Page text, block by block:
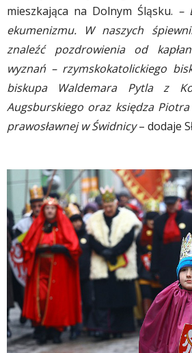
mieszkająca na Dolnym Śląsku. –
ekumenizmu. W naszych
znaleźć pozdrowienia od
wyznań – rzymskokatolickiego
biskupa Waldemara Pytla z
Augsburskiego oraz księdza
prawosławnej w Świdnicy– dodaje